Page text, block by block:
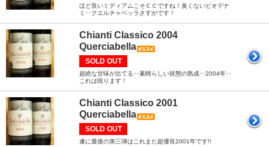
ほど良いミディアムこそＣＣですね！臭くないビオデナ
ミ‥クエルチャベッラさすがです！
Chianti Classico 2004
Querciabella
SOLD OUT
超絶な甘味が出てる‥素晴らしい状態の熟成‥2004年‥
これは唸ります！
Chianti Classico 2001
Querciabella
SOLD OUT
遂に最後の第三弾はこれまた超優良2001年です!!